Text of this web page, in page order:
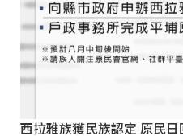
西拉雅族獲民族認定 原民